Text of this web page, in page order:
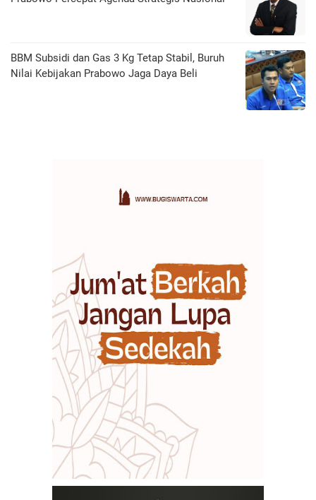
BBM Subsidi dan Gas 3 Kg Tetap Stabil, Buruh
Nilai Kebijakan Prabowo Jaga Daya Beli